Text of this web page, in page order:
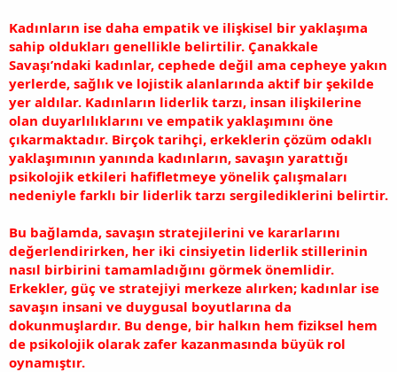
Kadınların ise daha empatik ve ilişkisel bir yaklaşıma
sahip oldukları genellikle belirtilir. Çanakkale
Savaşı’ndaki kadınlar, cephede değil ama cepheye yakın
yerlerde, sağlık ve lojistik alanlarında aktif bir şekilde
yer aldılar. Kadınların liderlik tarzı, insan ilişkilerine
olan duyarlılıklarını ve empatik yaklaşımını öne
çıkarmaktadır. Birçok tarihçi, erkeklerin çözüm odaklı
yaklaşımının yanında kadınların, savaşın yarattığı
psikolojik etkileri hafifletmeye yönelik çalışmaları
nedeniyle farklı bir liderlik tarzı sergilediklerini belirtir.
Bu bağlamda, savaşın stratejilerini ve kararlarını
değerlendirirken, her iki cinsiyetin liderlik stillerinin
nasıl birbirini tamamladığını görmek önemlidir.
Erkekler, güç ve stratejiyi merkeze alırken; kadınlar ise
savaşın insani ve duygusal boyutlarına da
dokunmuşlardır. Bu denge, bir halkın hem fiziksel hem
de psikolojik olarak zafer kazanmasında büyük rol
oynamıştır.